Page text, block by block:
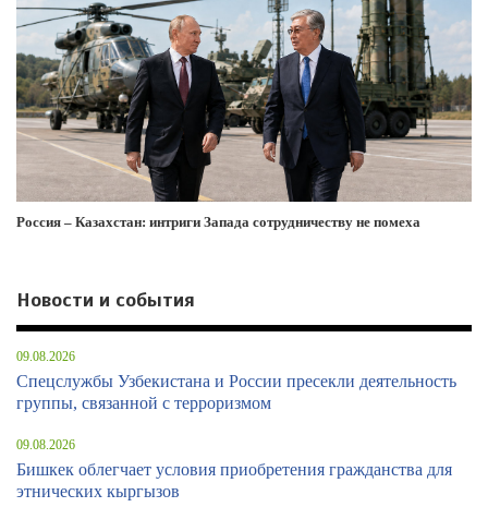
Россия – Казахстан: интриги Запада сотрудничеству не помеха
Новости и события
09.08.2026
Спецслужбы Узбекистана и России пресекли деятельность
группы, связанной с терроризмом
09.08.2026
Бишкек облегчает условия приобретения гражданства для
этнических кыргызов